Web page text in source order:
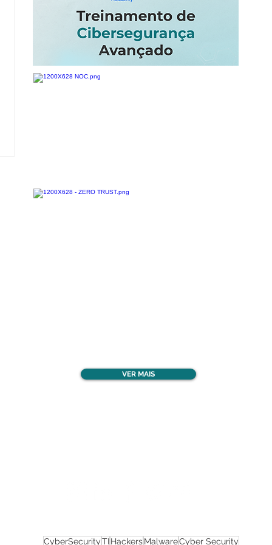
VER MAIS
CyberSecurityTI Hackers MalwareCyber Security